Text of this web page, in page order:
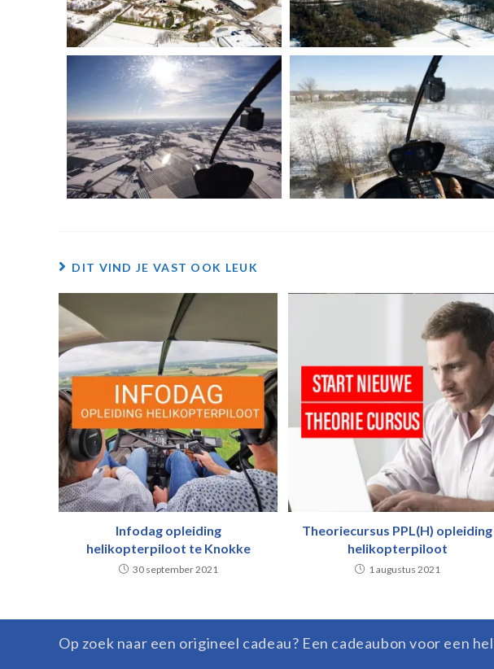
DIT VIND JE VAST OOK LEUK
Infodag opleiding
helikopterpiloot te Knokke
30 september 2021
Theoriecursus PPL(H) opleiding
helikopterpiloot
1 augustus 2021
Op zoek naar een origineel cadeau? Een cadeaubon voor een